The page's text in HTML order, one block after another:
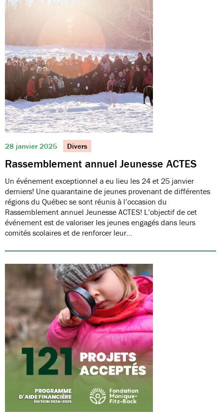
28 janvier 2025 Divers
Rassemblement annuel Jeunesse ACTES
Un événement exceptionnel a eu lieu les 24 et 25 janvier
derniers! Une quarantaine de jeunes provenant de différentes
régions du Québec se sont réunis à l’occasion du
Rassemblement annuel Jeunesse ACTES! L’objectif de cet
événement est de valoriser les jeunes engagés dans leurs
comités scolaires et de renforcer leur…